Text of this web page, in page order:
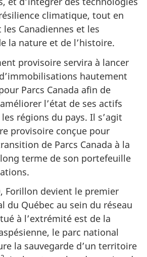
climatique, tout en
Canadiennes et les
la nature et de l’histoire.
provisoire servira à lancer
hautement
Parcs Canada afin de
l’état de ses actifs
régions du pays. Il s’agit
provisoire conçue pour
de Parcs Canada à la
terme de son portefeuille
Forillon devient le premier
du Québec au sein du réseau
à l’extrémité est de la
le parc national
la sauvegarde d’un territoire